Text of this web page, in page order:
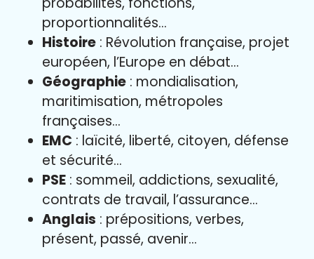
proportionnalités…
Histoire : Révolution française, projet
européen, l’Europe en débat…
Géographie : mondialisation,
maritimisation, métropoles
françaises…
EMC : laïcité, liberté, citoyen, défense
et sécurité…
PSE : sommeil, addictions, sexualité,
contrats de travail, l’assurance…
Anglais : prépositions, verbes,
présent, passé, avenir…